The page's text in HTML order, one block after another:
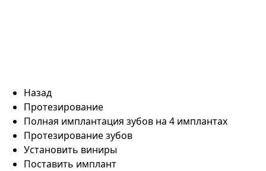
Назад
Протезирование
Полная имплантация зубов на 4 имплантах
Протезирование зубов
Установить виниры
Поставить имплант